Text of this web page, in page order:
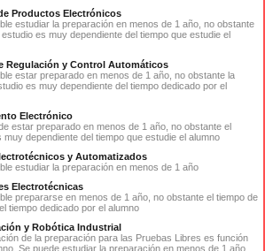
Productos Electrónicos
estudiar la preparación en menos de 1 año, no obstante
es muy dependiente del tiempo que estudie el
Regulación y Control Automáticos
estar preparado en menos de 1 año, no obstante la
es muy dependiente del tiempo dedicado por el
Electrónico
estar preparado en menos de 1 año, no obstante el
dependiente del tiempo que estudie el alumno
y Automatizados
estudiar la preparación en menos de 1 año
Electrotécnicas
prepararse en menos de 1 año, no obstante el tiempo de
tiempo dedicado por el alumno
y Robótica Industrial
de la preparación para las Pruebas Libres es función
Se puede estudiar la preparación en menos de 1 año